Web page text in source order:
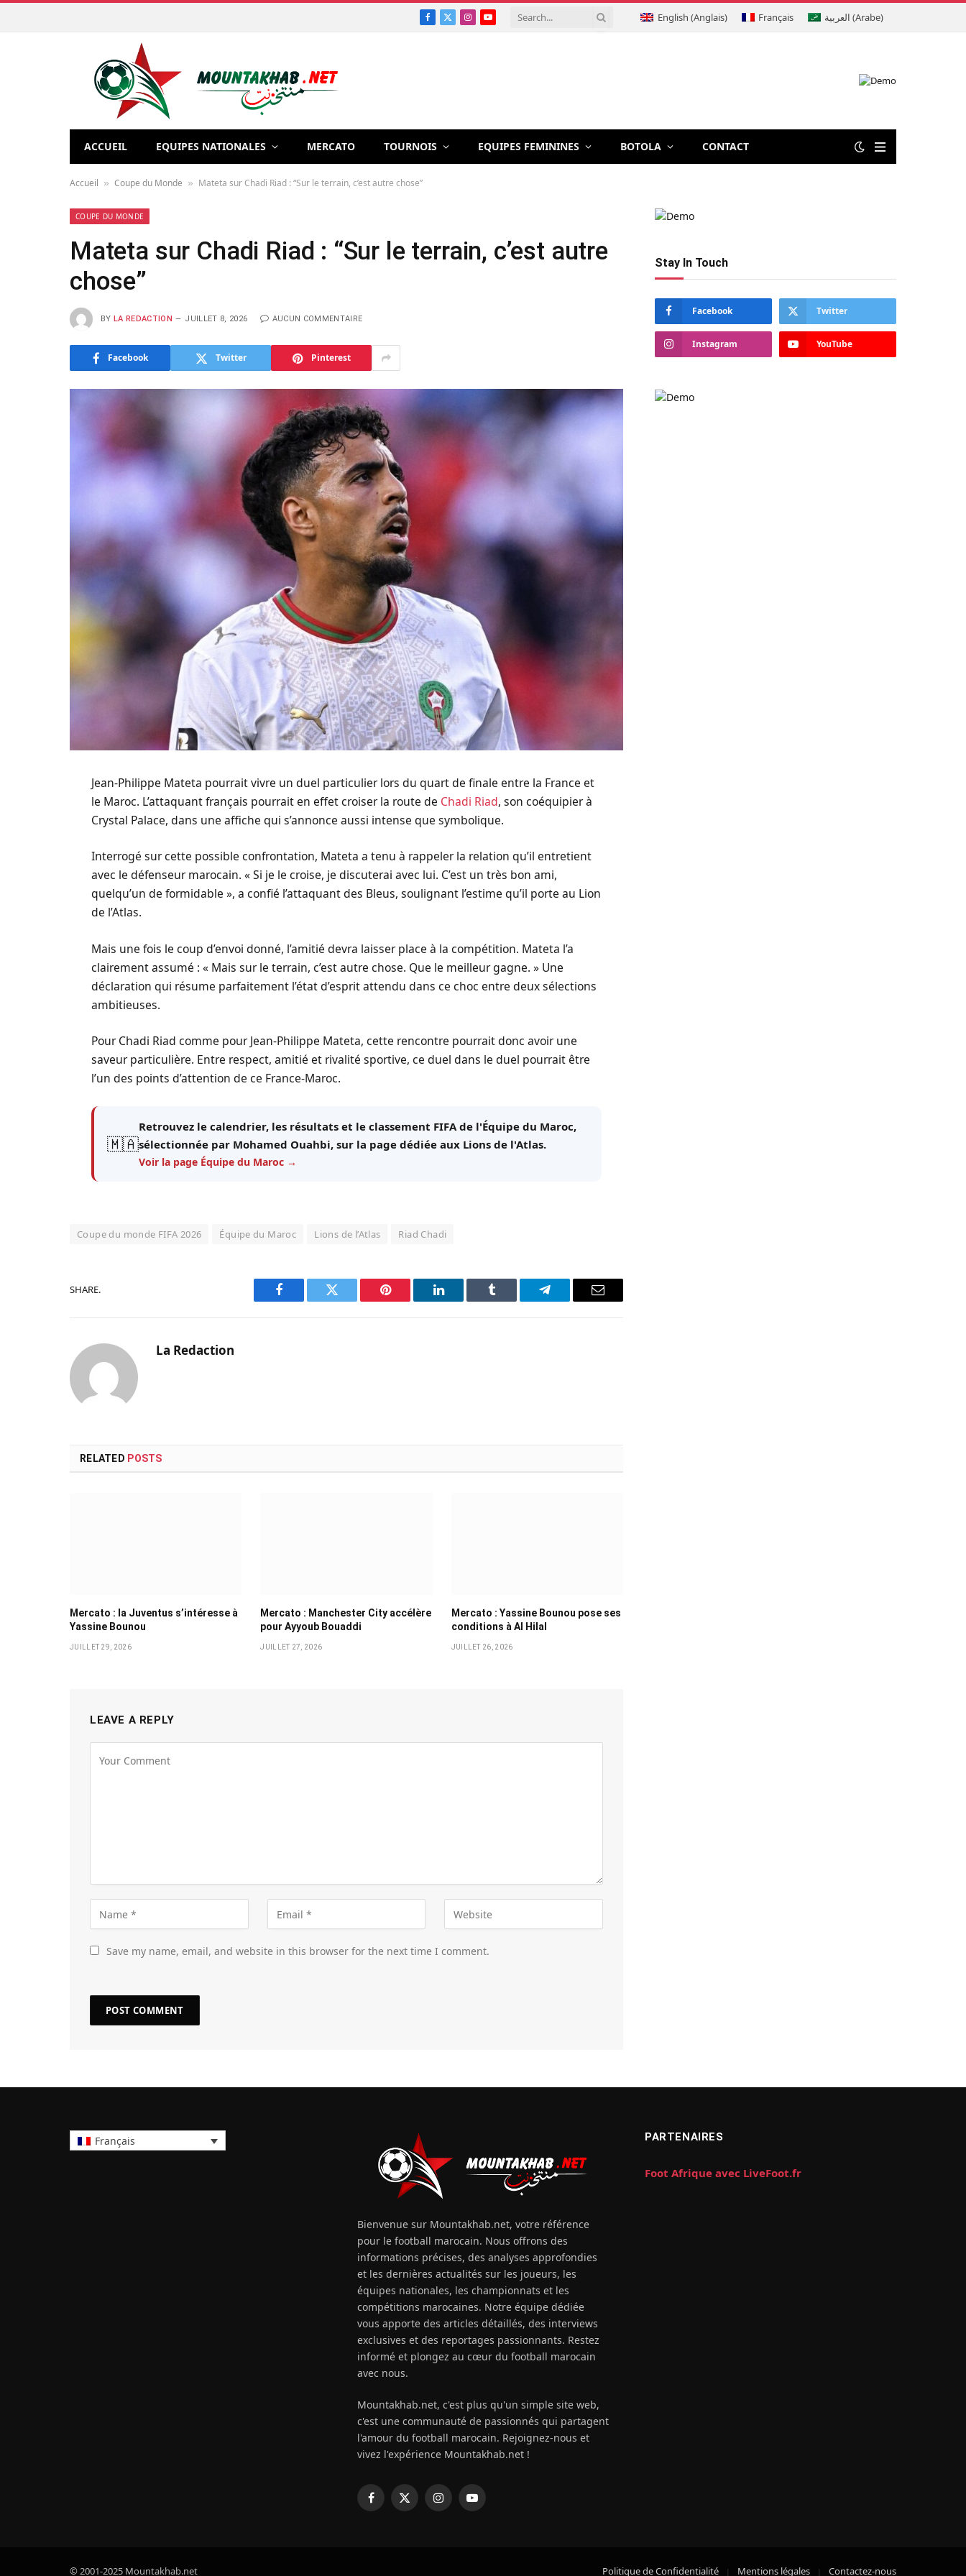
Facebook
X
Instagram
YouTube English (Anglais) Français العربية (Arabe)
ACCUEIL EQUIPES NATIONALES MERCATO TOURNOIS EQUIPES FEMININES BOTOLA CONTACT
Accueil » Coupe du Monde » Mateta sur Chadi Riad : “Sur le terrain, c’est autre chose”
COUPE DU MONDE
Mateta sur Chadi Riad : “Sur le terrain, c’est autre
chose”
BY LA REDACTION JUILLET 8, 2026 AUCUN COMMENTAIRE
Facebook Twitter Pinterest
Jean-Philippe Mateta pourrait vivre un duel particulier lors du quart de finale entre la France et
le Maroc. L’attaquant français pourrait en effet croiser la route de Chadi Riad, son coéquipier à
Crystal Palace, dans une affiche qui s’annonce aussi intense que symbolique.
Interrogé sur cette possible confrontation, Mateta a tenu à rappeler la relation qu’il entretient
avec le défenseur marocain. « Si je le croise, je discuterai avec lui. C’est un très bon ami,
quelqu’un de formidable », a confié l’attaquant des Bleus, soulignant l’estime qu’il porte au Lion
de l’Atlas.
Mais une fois le coup d’envoi donné, l’amitié devra laisser place à la compétition. Mateta l’a
clairement assumé : « Mais sur le terrain, c’est autre chose. Que le meilleur gagne. » Une
déclaration qui résume parfaitement l’état d’esprit attendu dans ce choc entre deux sélections
ambitieuses.
Pour Chadi Riad comme pour Jean-Philippe Mateta, cette rencontre pourrait donc avoir une
saveur particulière. Entre respect, amitié et rivalité sportive, ce duel dans le duel pourrait être
l’un des points d’attention de ce France-Maroc.
🇲🇦
Retrouvez le calendrier, les résultats et le classement FIFA de l'Équipe du Maroc,
sélectionnée par Mohamed Ouahbi, sur la page dédiée aux Lions de l'Atlas.
Voir la page Équipe du Maroc →
Coupe du monde FIFA 2026 Équipe du Maroc Lions de l’Atlas Riad Chadi
SHARE.
Facebook Twitter Pinterest LinkedIn Tumblr Telegram Email
La Redaction
RELATED POSTS
Mercato : la Juventus s’intéresse à
Yassine Bounou
JUILLET 29, 2026
Mercato : Manchester City accélère
pour Ayyoub Bouaddi
JUILLET 27, 2026
Mercato : Yassine Bounou pose ses
conditions à Al Hilal
JUILLET 26, 2026
LEAVE A REPLY
Save my name, email, and website in this browser for the next time I comment.
Stay In Touch
Facebook Twitter
Instagram YouTube
Français
Bienvenue sur Mountakhab.net, votre référence
pour le football marocain. Nous offrons des
informations précises, des analyses approfondies
et les dernières actualités sur les joueurs, les
équipes nationales, les championnats et les
compétitions marocaines. Notre équipe dédiée
vous apporte des articles détaillés, des interviews
exclusives et des reportages passionnants. Restez
informé et plongez au cœur du football marocain
avec nous.
Mountakhab.net, c'est plus qu'un simple site web,
c'est une communauté de passionnés qui partagent
l'amour du football marocain. Rejoignez-nous et
vivez l'expérience Mountakhab.net !
Facebook
X
InstagramYouTube
PARTENAIRES
Foot Afrique avec LiveFoot.fr
© 2001-2025 Mountakhab.net Politique de Confidentialité Mentions légales Contactez-nous